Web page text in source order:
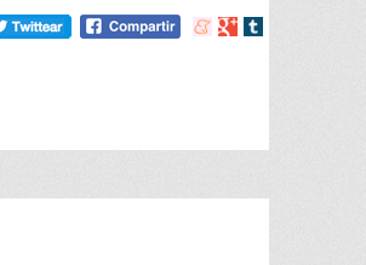
Compartir
Compartir
Compartir